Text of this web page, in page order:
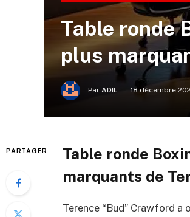
Table ronde
plus
Par ADIL 18 décembre
PARTAGER
Table ronde
marquants de
Terence “Bud” Crawford